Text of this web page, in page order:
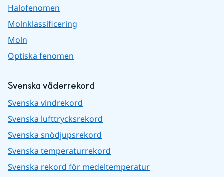
Halofenomen
Molnklassificering
Moln
Optiska fenomen
Svenska väderrekord
Svenska vindrekord
Svenska lufttrycksrekord
Svenska snödjupsrekord
Svenska temperaturrekord
Svenska rekord för medeltemperatur